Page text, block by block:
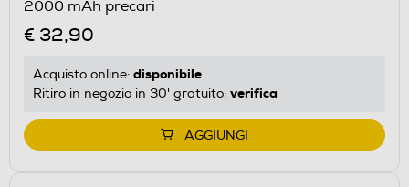
2000 mAh precari
€ 32,90
Acquisto online: disponibile
Ritiro in negozio in 30' gratuito: verifica
AGGIUNGI